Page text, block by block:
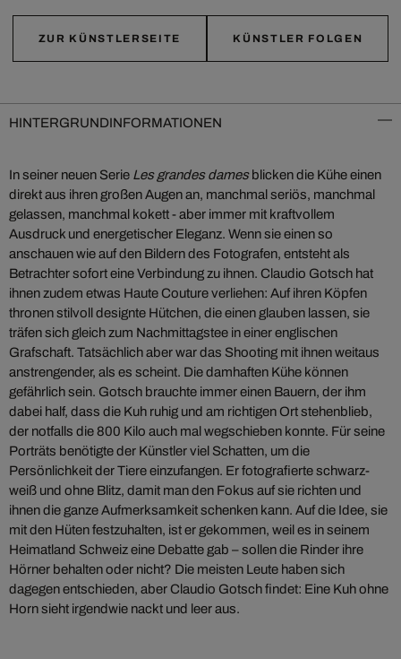
ZUR KÜNSTLERSEITE KÜNSTLER FOLGEN
HINTERGRUNDINFORMATIONEN
In seiner neuen Serie Les grandes damesblicken die Kühe einen
direkt aus ihren großen Augen an, manchmal seriös, manchmal
gelassen, manchmal kokett - aber immer mit kraftvollem
Ausdruck und energetischer Eleganz. Wenn sie einen so
anschauen wie auf den Bildern des Fotografen, entsteht als
Betrachter sofort eine Verbindung zu ihnen. Claudio Gotsch hat
ihnen zudem etwas Haute Couture verliehen: Auf ihren Köpfen
thronen stilvoll designte Hütchen, die einen glauben lassen, sie
träfen sich gleich zum Nachmittagstee in einer englischen
Grafschaft. Tatsächlich aber war das Shooting mit ihnen weitaus
anstrengender, als es scheint. Die damhaften Kühe können
gefährlich sein. Gotsch brauchte immer einen Bauern, der ihm
dabei half, dass die Kuh ruhig und am richtigen Ort stehenblieb,
der notfalls die 800 Kilo auch mal wegschieben konnte. Für seine
Porträts benötigte der Künstler viel Schatten, um die
Persönlichkeit der Tiere einzufangen. Er fotografierte schwarz-
weiß und ohne Blitz, damit man den Fokus auf sie richten und
ihnen die ganze Aufmerksamkeit schenken kann. Auf die Idee, sie
mit den Hüten festzuhalten, ist er gekommen, weil es in seinem
Heimatland Schweiz eine Debatte gab – sollen die Rinder ihre
Hörner behalten oder nicht? Die meisten Leute haben sich
dagegen entschieden, aber Claudio Gotsch findet: Eine Kuh ohne
Horn sieht irgendwie nackt und leer aus.